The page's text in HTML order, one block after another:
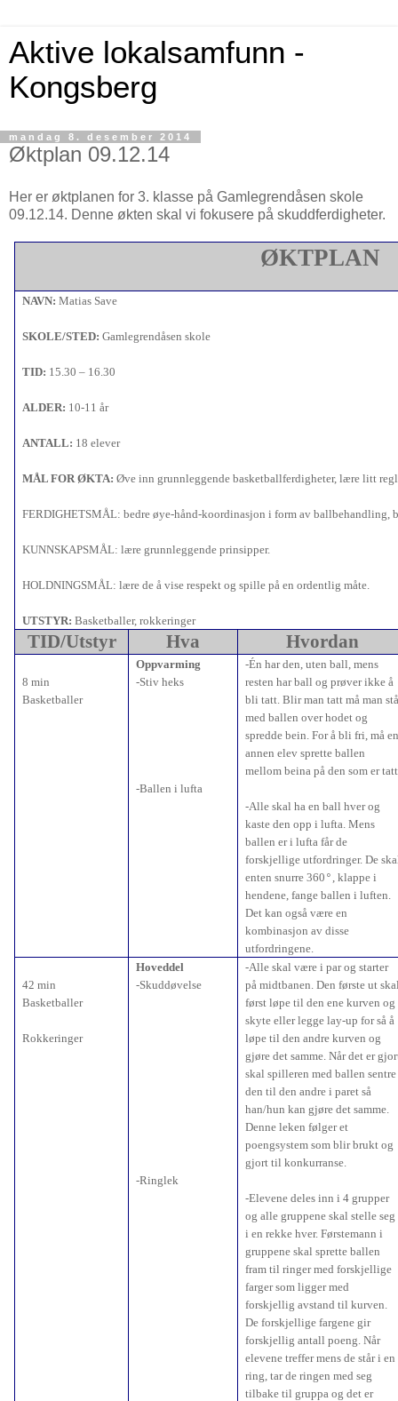
Aktive lokalsamfunn -
Kongsberg
mandag 8. desember 2014
Øktplan 09.12.14
Her er øktplanen for 3. klasse på Gamlegrendåsen skole
09.12.14. Denne økten skal vi fokusere på skuddferdigheter.
ØKTPLAN
NAVN: Matias Save
SKOLE/STED: Gamlegrendåsen skole
TID: 15.30 – 16.30
ALDER: 10-11 år
ANTALL: 18 elever
MÅL FOR ØKTA: Øve inn grunnleggende basketballferdigheter, lære litt
FERDIGHETSMÅL: bedre øye-hånd-koordinasjon i form av ballbehandling,
KUNNSKAPSMÅL: lære grunnleggende prinsipper.
HOLDNINGSMÅL: lære de å vise respekt og spille på en ordentlig måte.
UTSTYR: Basketballer, rokkeringer
TID/Utstyr Hva Hvordan
8 min
Basketballer
Oppvarming
-Stiv heks
-Ballen i lufta
-Én har den, uten ball, mens
resten har ball og prøver ikke å
bli tatt. Blir man tatt må man stå
med ballen over hodet og
spredde bein. For å bli fri, må en
annen elev sprette ballen
mellom beina på den som er
-Alle skal ha en ball hver og
kaste den opp i lufta. Mens
ballen er i lufta får de
forskjellige utfordringer. De
enten snurre 360 ° , klappe i
hendene, fange ballen i luften.
Det kan også være en
kombinasjon av disse
utfordringene.
42 min
Basketballer
Rokkeringer
Hoveddel
-Skuddøvelse
-Ringlek
-Alle skal være i par og starter
på midtbanen. Den første ut
først løpe til den ene kurven og
skyte eller legge lay-up for så å
løpe til den andre kurven og
gjøre det samme. Når det er
skal spilleren med ballen sentre
den til den andre i paret så
han/hun kan gjøre det samme.
Denne leken følger et
poengsystem som blir brukt og
gjort til konkurranse.
-Elevene deles inn i 4 grupper
og alle gruppene skal stelle seg
i en rekke hver. Førstemann i
gruppene skal sprette ballen
fram til ringer med forskjellige
farger som ligger med
forskjellig avstand til kurven.
De forskjellige fargene gir
forskjellig antall poeng. Når
elevene treffer mens de står i en
ring, tar de ringen med seg
tilbake til gruppa og det er